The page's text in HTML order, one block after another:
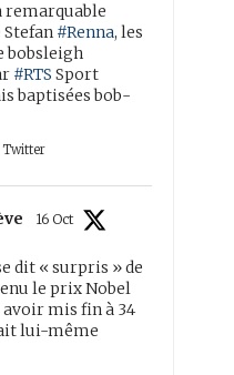
remarquable
#Renna, les
bobsleigh
#RTS Sport
baptisées bob-
Twitter
16 Oct
dit « surpris » de
le prix Nobel
avoir mis fin à 34
lui-même